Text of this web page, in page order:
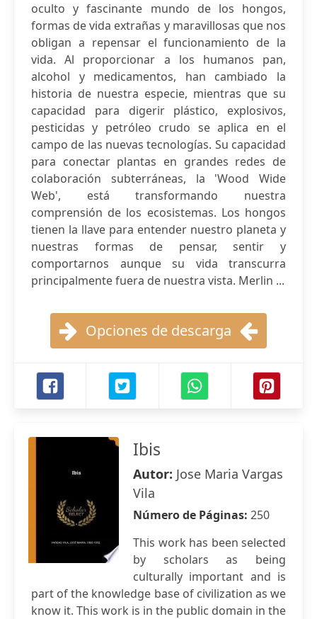
oculto y fascinante mundo de los hongos,
formas de vida extrañas y maravillosas que nos
obligan a repensar el funcionamiento de la
vida. Al proporcionar a los humanos pan,
alcohol y medicamentos, han cambiado la
historia de nuestra especie, mientras que su
capacidad para digerir plástico, explosivos,
pesticidas y petróleo crudo se aplica en el
campo de las nuevas tecnologías. Su capacidad
para conectar plantas en grandes redes de
colaboración subterráneas, la 'Wood Wide
Web', está transformando nuestra
comprensión de los ecosistemas. Los hongos
tienen la llave para entender nuestro planeta y
nuestras formas de pensar, sentir y
comportarnos aunque su vida transcurra
principalmente fuera de nuestra vista. Merlin ...
Opciones de descarga
Ibis
Autor: Jose Maria Vargas
Vila
Número de Páginas: 250
This work has been selected
by scholars as being
culturally important and is
part of the knowledge base of civilization as we
know it. This work is in the public domain in the